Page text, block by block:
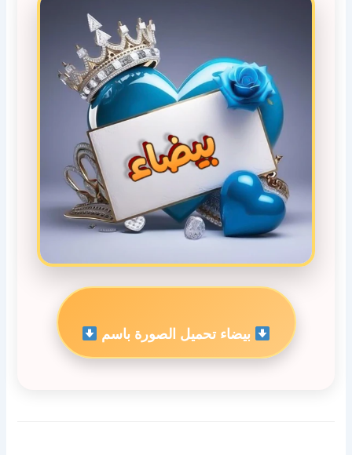
بيضاء تحميل الصورة باسم